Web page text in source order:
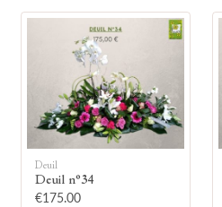
Allumez
Montrez votre
allumant
Votre prénom
Deuil
Deuil n°34
€175.00